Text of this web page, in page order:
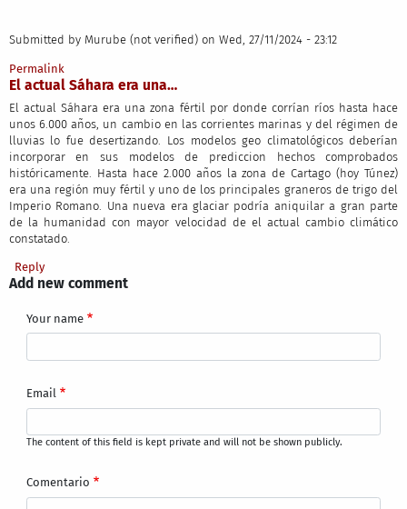
Submitted by Murube (not verified) on Wed, 27/11/2024 - 23:12
Permalink
El actual Sáhara era una…
El actual Sáhara era una zona fértil por donde corrían ríos hasta hace
unos 6.000 años, un cambio en las corrientes marinas y del régimen de
lluvias lo fue desertizando. Los modelos geo climatológicos deberían
incorporar en sus modelos de prediccion hechos comprobados
históricamente. Hasta hace 2.000 años la zona de Cartago (hoy Túnez)
era una región muy fértil y uno de los principales graneros de trigo del
Imperio Romano. Una nueva era glaciar podría aniquilar a gran parte
de la humanidad con mayor velocidad de el actual cambio climático
constatado.
Reply
Add new comment
Your name
Email
The content of this field is kept private and will not be shown publicly.
Comentario